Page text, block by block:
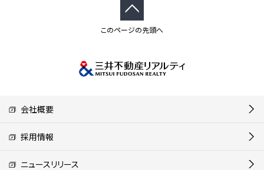
このページの先頭へ
会社概要
採用情報
ニュースリリース